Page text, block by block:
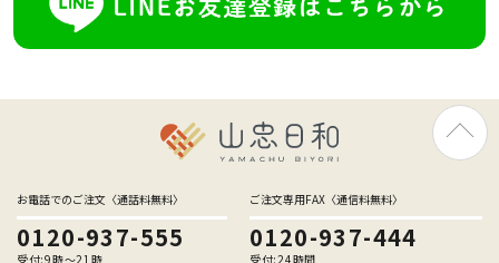
お電話でのご注文〈通話料無料〉
0120-937-555
受付:9時〜21時
ご注文専用FAX〈通信料無料〉
0120-937-444
受付:24時間